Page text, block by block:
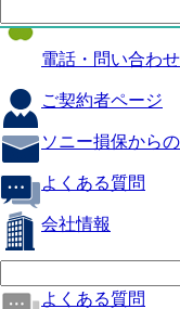
電話・問い合わせ
ご契約者ページ
ソニー損保から
よくある質問
会社情報
よくある質問